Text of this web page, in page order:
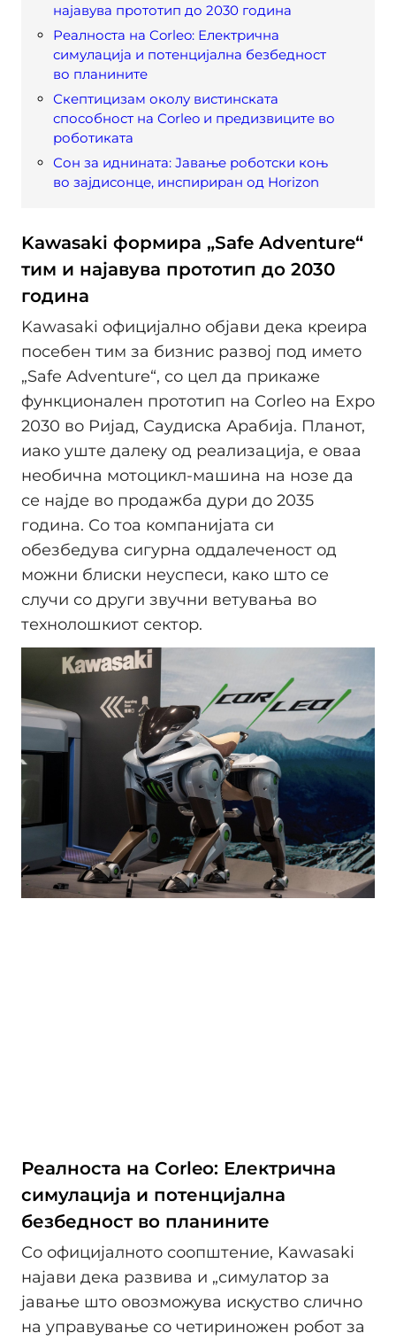
најавува прототип до 2030 година
Реалноста на Corleo: Електрична
симулација и потенцијална безбедност
во планините
Скептицизам околу вистинската
способност на Corleo и предизвиците во
роботиката
Сон за иднината: Јавање роботски коњ
во зајдисонце, инспириран од Horizon
Kawasaki формира „Safe Adventure“
тим и најавува прототип до 2030
година
Kawasaki официјално објави дека креира
посебен тим за бизнис развој под името
„Safe Adventure“, со цел да прикаже
функционален прототип на Corleo на Expo
2030 во Ријад, Саудиска Арабија. Планот,
иако уште далеку од реализација, е оваа
необична мотоцикл-машина на нозе да
се најде во продажба дури до 2035
година. Со тоа компанијата си
обезбедува сигурна оддалеченост од
можни блиски неуспеси, како што се
случи со други звучни ветувања во
технолошкиот сектор.
Реалноста на Corleo: Електрична
симулација и потенцијална
безбедност во планините
Со официјалното соопштение, Kawasaki
најави дека развива и „симулатор за
јавање што овозможува искуство слично
на управување со четириножен робот за